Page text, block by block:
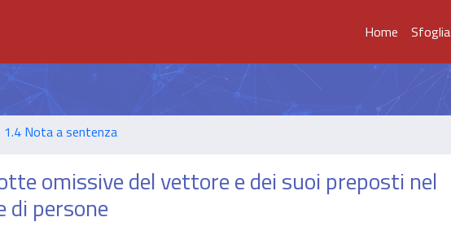
Home Sfoglia
1.4 Nota a sentenza
omissive del vettore e dei suoi preposti nel
di persone